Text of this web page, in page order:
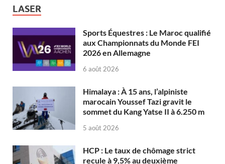
LASER
Sports Équestres : Le Maroc qualifié
aux Championnats du Monde FEI
2026 en Allemagne
6 août 2026
Himalaya : À 15 ans, l’alpiniste
marocain Youssef Tazi gravit le
sommet du Kang Yatse II à 6.250 m
5 août 2026
HCP : Le taux de chômage strict
recule à 9,5% au deuxième